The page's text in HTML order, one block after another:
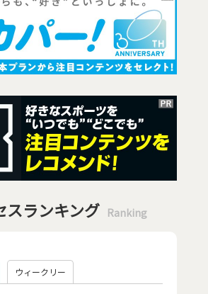
スランキング Ranking
ウィークリー